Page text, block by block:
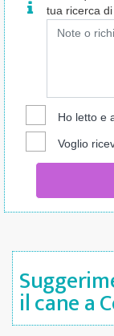
tua ricerca
Ho letto e
Voglio
il cane a